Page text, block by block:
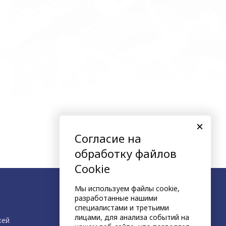
Согласие на
обработку файлов
Cookie
Мы используем файлы cookie,
разработанные нашими
специалистами и третьими
лицами, для анализа событий на